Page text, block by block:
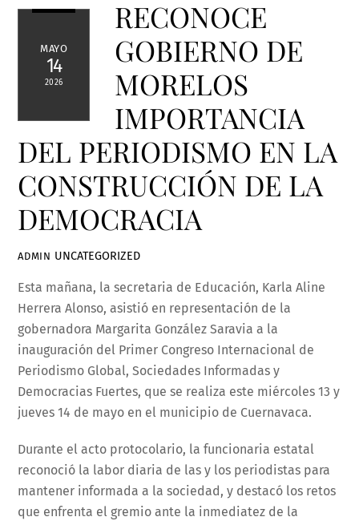
MAYO
14
2026
RECONOCE
GOBIERNO DE
MORELOS
IMPORTANCIA
DEL PERIODISMO EN LA
CONSTRUCCIÓN DE LA
DEMOCRACIA
ADMIN UNCATEGORIZED
Esta mañana, la secretaria de Educación, Karla Aline
Herrera Alonso, asistió en representación de la
gobernadora Margarita González Saravia a la
inauguración del Primer Congreso Internacional de
Periodismo Global, Sociedades Informadas y
Democracias Fuertes, que se realiza este miércoles 13 y
jueves 14 de mayo en el municipio de Cuernavaca.
Durante el acto protocolario, la funcionaria estatal
reconoció la labor diaria de las y los periodistas para
mantener informada a la sociedad, y destacó los retos
que enfrenta el gremio ante la inmediatez de la